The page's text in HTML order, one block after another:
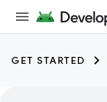
GET STARTED